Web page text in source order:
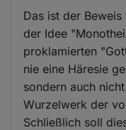
Das ist der
der Idee
proklamierten
nie eine Häresie
sondern auch
Wurzelwerk der
Schließlich soll